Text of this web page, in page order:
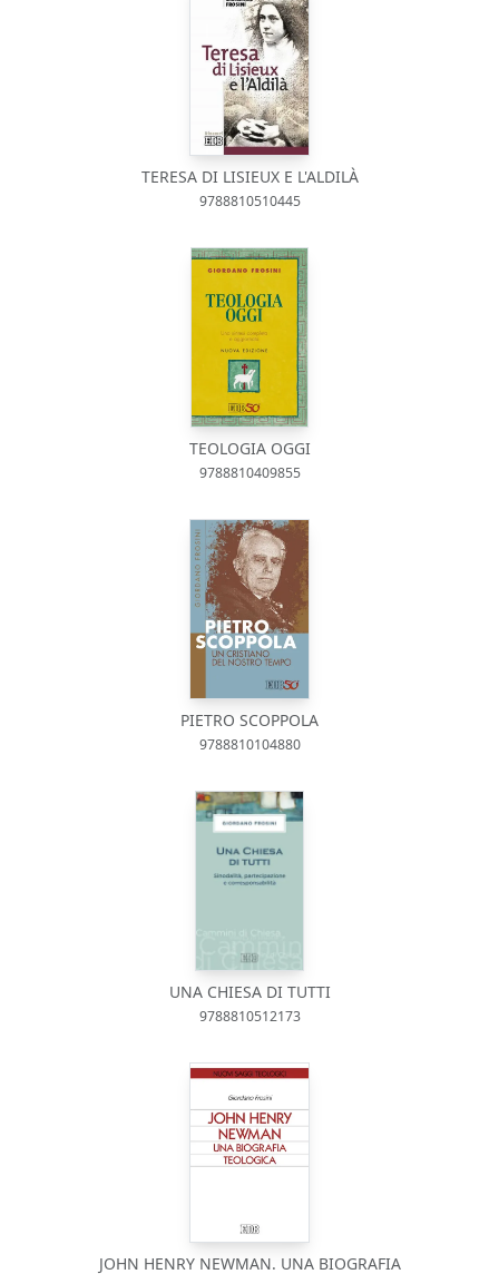
TERESA DI LISIEUX E L'ALDILÀ
9788810510445
TEOLOGIA OGGI
9788810409855
PIETRO SCOPPOLA
9788810104880
UNA CHIESA DI TUTTI
9788810512173
JOHN HENRY NEWMAN. UNA BIOGRAFIA